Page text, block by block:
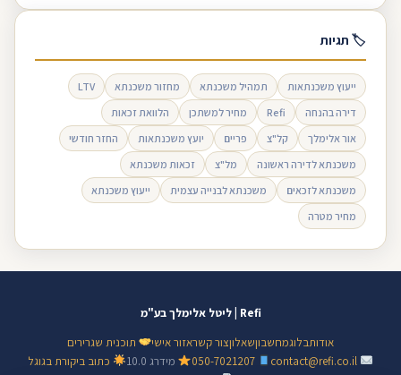
🏷 תגיות
ייעוץ משכנתאות תמהיל משכנתא מחזור משכנתא
LTV
דירה בהנחה
Refi מחיר למשתכן
הלוואת זכאות
אור אלימלך
קל"צ פריים יועץ משכנתאות
החזר חודשי
משכנתא לדירה ראשונה
מל"צ
זכאות משכנתא
משכנתא לזכאים
משכנתא לבנייה עצמית
ייעוץ משכנתא
מחיר מטרה
Refi | ליטל אלימלך בע"מ
אודותבלוגמחשבוןשאלוןצור קשראזור אישי
תוכנית שגרירים
050-7021207 מידרג 10.0
כתוב ביקורת בגוגל